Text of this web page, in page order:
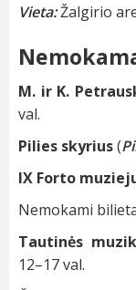
Vieta:Žalgirio
M. ir K.
val.
Pilies skyrius(
IX Forto
Nemokami
Tautinės
12–17 val.